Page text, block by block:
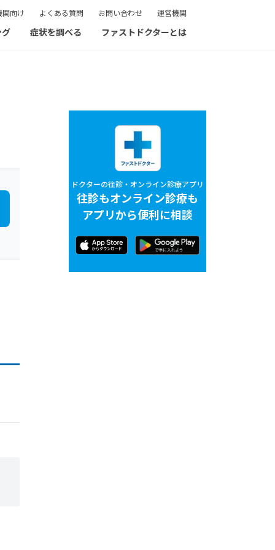
関向け よくある質問 お問い合わせ 運営機関
症状を調べる ファストドクターとは
ドクターの往診・オンライン診療アプリ
往診もオンライン診療も
アプリから便利に相談